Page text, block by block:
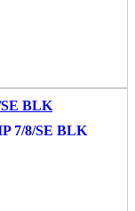
7/8/SE BLK